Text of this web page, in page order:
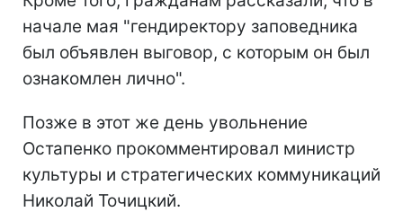
начале мая "гендиректору заповедника
был объявлен выговор, с которым он был
ознакомлен лично".
Позже в этот же день увольнение
Остапенко прокомментировал министр
культуры и стратегических коммуникаций
Николай Точицкий.